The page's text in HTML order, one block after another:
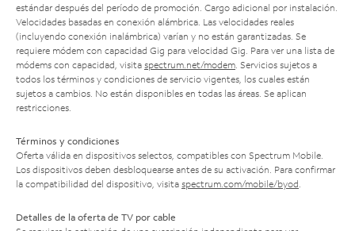
estándar después del período de promoción. Cargo adicional por instalación.
Velocidades basadas en conexión alámbrica. Las velocidades reales
(incluyendo conexión inalámbrica) varían y no están garantizadas. Se
requiere módem con capacidad Gig para velocidad Gig. Para ver una lista de
módems con capacidad, visita spectrum.net/modem . Servicios sujetos a
todos los términos y condiciones de servicio vigentes, los cuales están
sujetos a cambios. No están disponibles en todas las áreas. Se aplican
restricciones.
Términos y condiciones
Oferta válida en dispositivos selectos, compatibles con Spectrum Mobile.
Los dispositivos deben desbloquearse antes de su activación. Para confirmar
la compatibilidad del dispositivo, visita spectrum.com/mobile/byod
Detalles de la oferta de TV por cable